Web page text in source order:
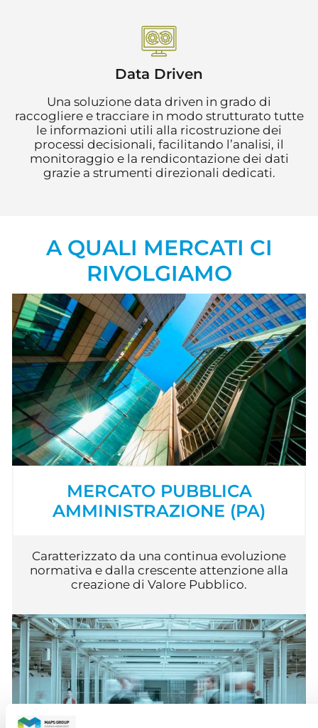
Data Driven
Una soluzione data driven in grado di
raccogliere e tracciare in modo strutturato tutte
le informazioni utili alla ricostruzione dei
processi decisionali, facilitando l’analisi, il
monitoraggio e la rendicontazione dei dati
grazie a strumenti direzionali dedicati.
A QUALI MERCATI CI
RIVOLGIAMO
MERCATO PUBBLICA
AMMINISTRAZIONE (PA)
Caratterizzato da una continua evoluzione
normativa e dalla crescente attenzione alla
creazione di Valore Pubblico.